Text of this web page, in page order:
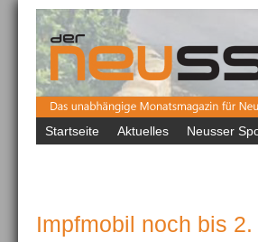
Startseite Aktuelles Neusser
Impfmobil noch bis